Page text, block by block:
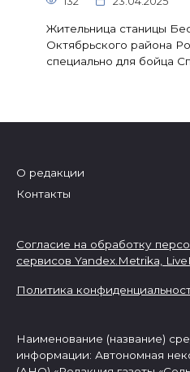
Жительница станицы
Октябрьского района
специально для бойца
О редакции
Контакты
Согласие на обработку
сервисов Yandex.Metrika,
Политика
Наименование (название)
информации: Автономная